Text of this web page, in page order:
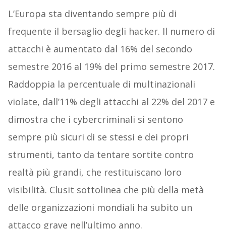
L’Europa sta diventando sempre più di
frequente il bersaglio degli hacker. Il numero di
attacchi è aumentato dal 16% del secondo
semestre 2016 al 19% del primo semestre 2017.
Raddoppia la percentuale di multinazionali
violate, dall’11% degli attacchi al 22% del 2017 e
dimostra che i cybercriminali si sentono
sempre più sicuri di se stessi e dei propri
strumenti, tanto da tentare sortite contro
realtà più grandi, che restituiscano loro
visibilità. Clusit sottolinea che più della metà
delle organizzazioni mondiali ha subito un
attacco grave nell’ultimo anno.